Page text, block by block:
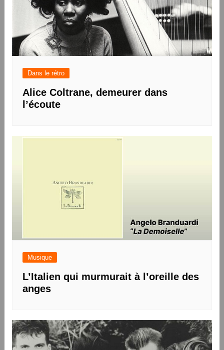
Dans le rétro
Alice Coltrane, demeurer dans
l’écoute
Musique
L’Italien qui murmurait à l’oreille des
anges